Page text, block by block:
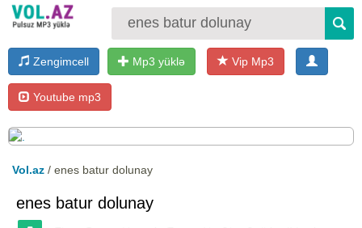
Zengimcell Mp3 yüklə Vip Mp3
Youtube mp3
Vol.az / enes batur dolunay
enes batur dolunay